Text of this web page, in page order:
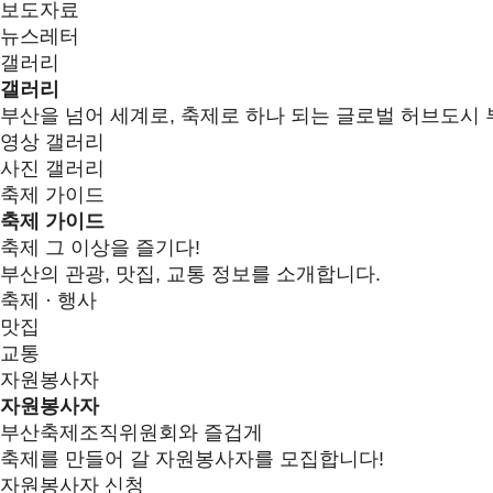
보도자료
뉴스레터
갤러리
갤러리
부산을 넘어 세계로, 축제로 하나 되는 글로벌 허브도시
영상 갤러리
사진 갤러리
축제 가이드
축제 가이드
축제 그 이상을 즐기다!
부산의 관광, 맛집, 교통 정보를 소개합니다.
축제 · 행사
맛집
교통
자원봉사자
자원봉사자
부산축제조직위원회와 즐겁게
축제를 만들어 갈 자원봉사자를 모집합니다!
자원봉사자 신청